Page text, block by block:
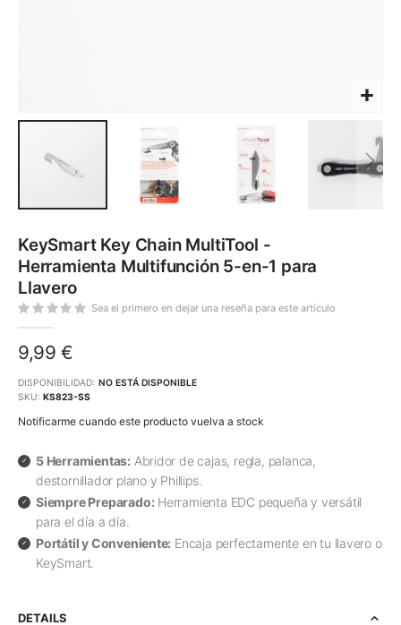
comienzo
de
la
galería
de
imágenes
KeySmart Key Chain MultiTool -
Herramienta Multifunción 5-en-1 para
Llavero
Sea el primero en dejar una reseña para este artículo
9,99 €
DISPONIBILIDAD: NO ESTÁ DISPONIBLE
SKU KS823-SS
Notificarme cuando este producto vuelva a stock
5 Herramientas: Abridor de cajas, regla, palanca,
destornillador plano y Phillips.
Siempre Preparado: Herramienta EDC pequeña y versátil
para el día a día.
Portátil y Conveniente: Encaja perfectamente en tu llavero o
KeySmart.
DETAILS